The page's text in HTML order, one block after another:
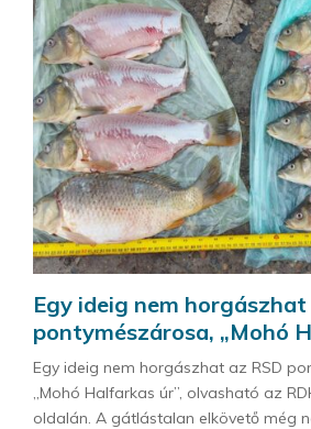
Egy ideig nem horgászhat
pontymészárosa, „Mohó
Egy ideig nem horgászhat az RSD
„Mohó Halfarkas úr”, olvasható az
oldalán. A gátlástalan elkövető még